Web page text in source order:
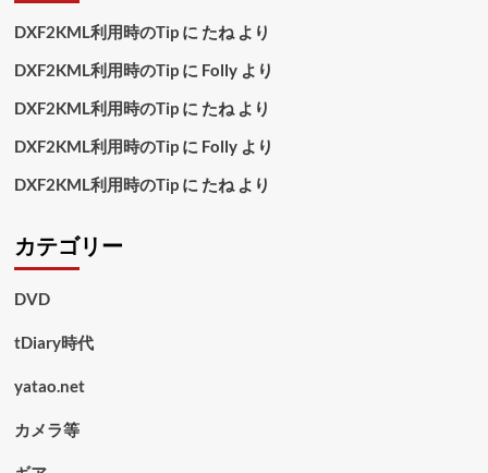
DXF2KML利用時のTipに たねより
DXF2KML利用時のTipに Follyより
DXF2KML利用時のTipに たねより
DXF2KML利用時のTipに Follyより
DXF2KML利用時のTipに たねより
カテゴリー
DVD
tDiary時代
yatao.net
カメラ等